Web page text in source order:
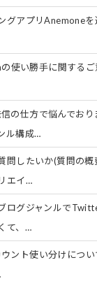
グアプリAnemone
使い勝手に関するご
の仕方で悩んでおり
ル構成…
問したいか(質問の概
エイ…
ログジャンルで
て、…
ント使い分けにつ